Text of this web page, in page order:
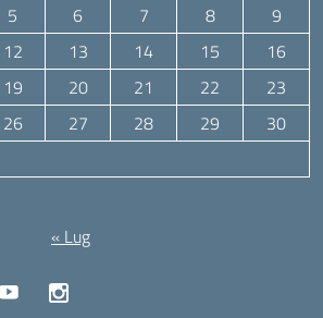
5 6 7 8
9
12 13 14 15
16
19 20 21 22
23
26 27 28 29
30
« Lug